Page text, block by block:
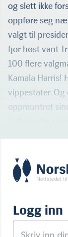
og slett ikke
oppføre seg
valgt til
fjor høst vant
100 flere
Kamala Harris!
vippestater.
oppmuntret
Logg inn